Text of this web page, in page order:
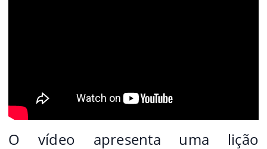
O vídeo apresenta uma lição